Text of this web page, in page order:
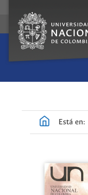
Está en: